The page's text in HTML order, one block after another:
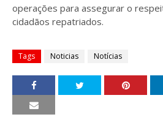
operações para assegurar o
cidadãos repatriados.
Tags Noticias Notícias